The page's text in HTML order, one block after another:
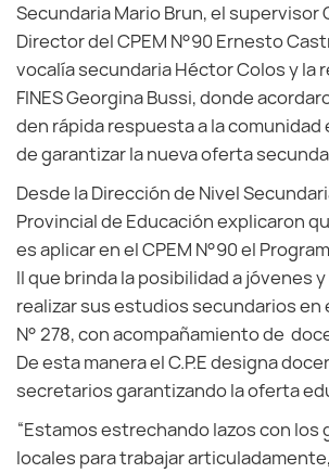
Secundaria Mario Brun, el supervisor
Director del CPEM N°90 Ernesto
vocalía secundaria Héctor Colos y la
FINES Georgina Bussi, donde
den rápida respuesta a la comunidad
de garantizar la nueva oferta
Desde la Dirección de Nivel
Provincial de Educación explicaron
es aplicar en el CPEM N°90 el
II que brinda la posibilidad a jóvenes
realizar sus estudios secundarios en
N° 278, con acompañamiento de
De esta manera el C.P.E designa
secretarios garantizando la oferta
“Estamos estrechando lazos con los
locales para trabajar